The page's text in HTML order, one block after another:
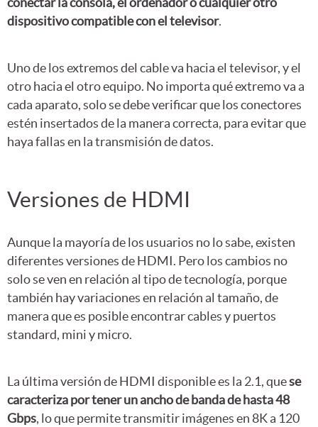
dispositivo compatible con el televisor.
Uno de los extremos del cable va hacia el televisor, y el
otro hacia el otro equipo. No importa qué extremo va a
cada aparato, solo se debe verificar que los conectores
estén insertados de la manera correcta, para evitar que
haya fallas en la transmisión de datos.
Versiones de HDMI
Aunque la mayoría de los usuarios no lo sabe, existen
diferentes versiones de HDMI. Pero los cambios no
solo se ven en relación al tipo de tecnología, porque
también hay variaciones en relación al tamaño, de
manera que es posible encontrar cables y puertos
standard, mini y micro.
La última versión de HDMI disponible es la 2.1, quese
caracteriza por tener un ancho de banda de hasta 48
Gbps, lo que permite transmitir imágenes en 8K a 120